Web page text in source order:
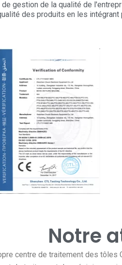
centre de traitement des tôles
globale de refusion